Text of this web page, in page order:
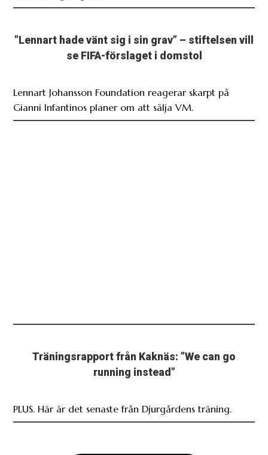
”Lennart hade vänt sig i sin grav” – stiftelsen vill
se FIFA-förslaget i domstol
Lennart Johansson Foundation reagerar skarpt på
Gianni Infantinos planer om att sälja VM.
Träningsrapport från Kaknäs: ”We can go
running instead”
PLUS. Här är det senaste från Djurgårdens träning.